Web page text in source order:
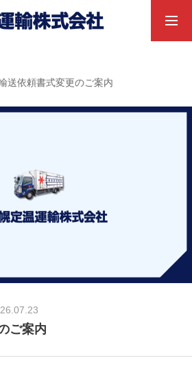
送依頼書式変更のご案内
ご案内